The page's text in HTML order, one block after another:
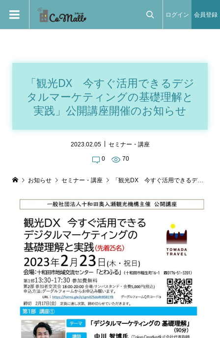
ログイン 会員登録
「観光DX 今すぐ活用できるデジ
タルマーケティングの基礎理解と
実践」公開講座開催のお知らせ
2023.02.05 セミナー・講座
0 70
お知らせ セミナー・講座 「観光DX 今すぐ活用できるデジタルマーケティングの基礎理解と実践」公開講座開催のお知らせ